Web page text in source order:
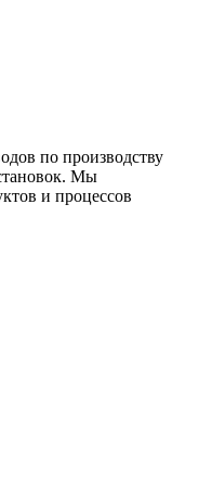
по производству
Мы
и процессов